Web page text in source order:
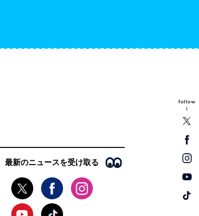
follow
最新のニュースを受け取る